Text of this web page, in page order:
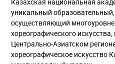
уникальный
осуществляющий
хореографического
Центрально-Азиатском
хореографическое искусство